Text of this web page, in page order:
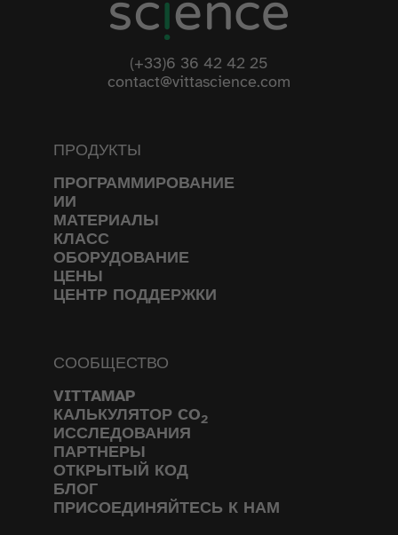
(+33)6 36 42 42 25
contact@vittascience.com
ПРОДУКТЫ
ПРОГРАММИРОВАНИЕ
ИИ
МАТЕРИАЛЫ
КЛАСС
ОБОРУДОВАНИЕ
ЦЕНЫ
ЦЕНТР ПОДДЕРЖКИ
СООБЩЕСТВО
VITTAMAP
КАЛЬКУЛЯТОР CO2
ИССЛЕДОВАНИЯ
ПАРТНЕРЫ
ОТКРЫТЫЙ КОД
БЛОГ
ПРИСОЕДИНЯЙТЕСЬ К НАМ